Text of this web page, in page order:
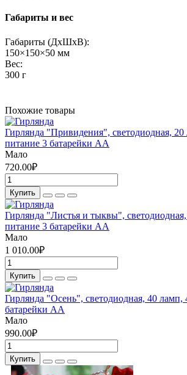
Габариты и вес
Габариты (ДхШхВ):
150×150×50 мм
Вес:
300 г
Похожие товары
Гирлянда "Привидения", светодиодная, 20
питание 3 батарейки АА
Мало
720.00₽
Купить
Гирлянда "Листья и тыквы",
питание 3 батарейки АА
Мало
1 010.00₽
Купить
Гирлянда "Осень", светодиодная, 40 ламп,
батарейки АА
Мало
990.00₽
Купить